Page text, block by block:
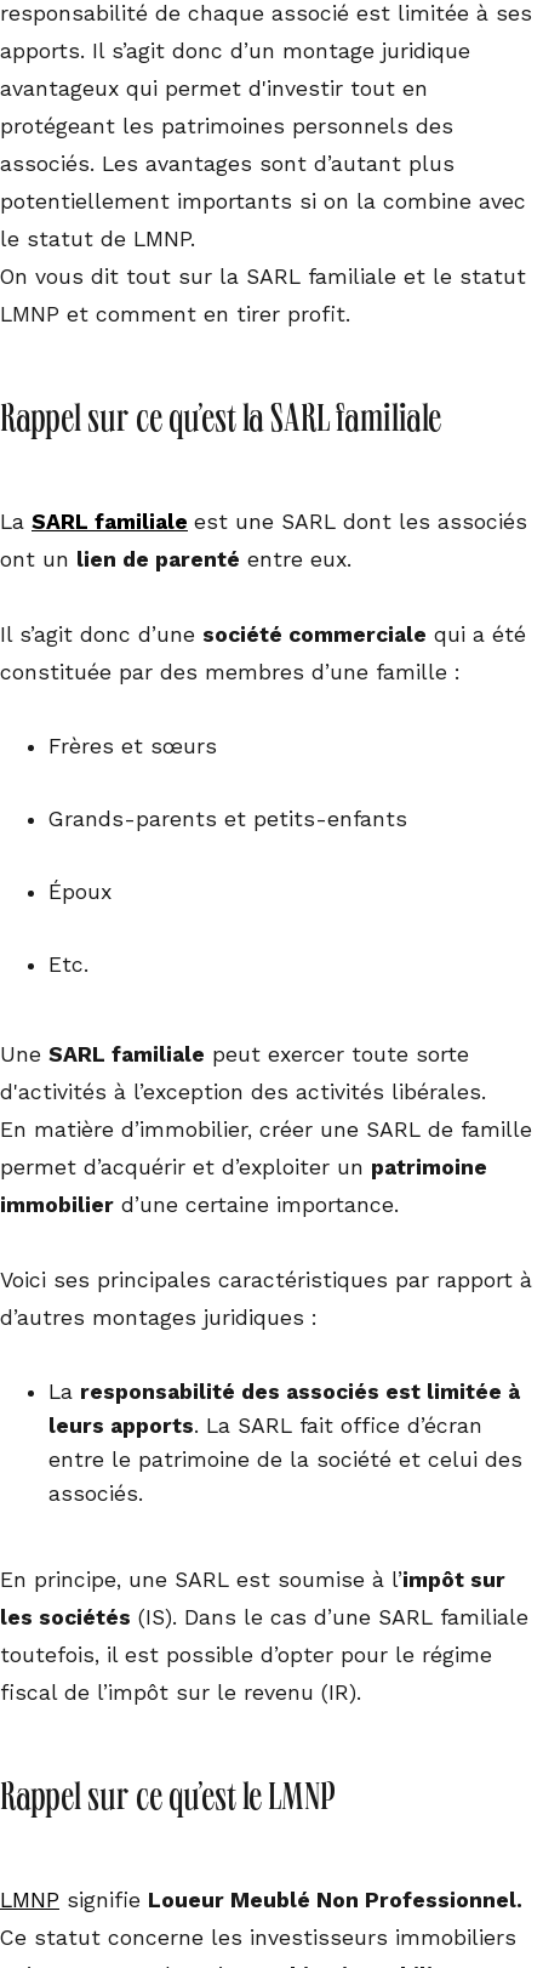
responsabilité de chaque associé est limitée à ses
apports. Il s’agit donc d’un montage juridique
avantageux qui permet d'investir tout en
protégeant les patrimoines personnels des
associés. Les avantages sont d’autant plus
potentiellement importants si on la combine avec
le statut de LMNP.
On vous dit tout sur la SARL familiale et le statut
LMNP et comment en tirer profit.
Rappel sur ce qu’est la SARL familiale
La SARL familiale est une SARL dont les associés
ont un lien de parenté entre eux.
Il s’agit donc d’une société commerciale qui a été
constituée par des membres d’une famille :
Frères et sœurs
Grands-parents et petits-enfants
Époux
Etc.
Une SARL familiale peut exercer toute sorte
d'activités à l’exception des activités libérales.
En matière d’immobilier, créer une SARL de famille
permet d’acquérir et d’exploiter un patrimoine
immobilier d’une certaine importance.
Voici ses principales caractéristiques par rapport à
d’autres montages juridiques :
La responsabilité des associés est limitée à
leurs apports. La SARL fait office d’écran
entre le patrimoine de la société et celui des
associés.
En principe, une SARL est soumise à l’impôt sur
les sociétés (IS). Dans le cas d’une SARL familiale
toutefois, il est possible d’opter pour le régime
fiscal de l’impôt sur le revenu (IR).
Rappel sur ce qu’est le LMNP
LMNP signifie Loueur Meublé Non Professionnel.
Ce statut concerne les investisseurs immobiliers